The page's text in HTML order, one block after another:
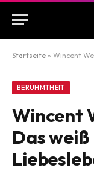
Startseite » Wincent
BERÜHMTHEIT
Wincent
Das